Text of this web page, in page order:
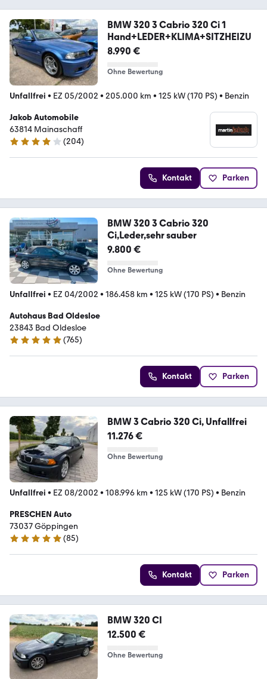
BMW 320 3 Cabrio 320 Ci 1
Hand+LEDER+KLIMA+SITZHEIZU
8.990 €
Ohne Bewertung
Unfallfrei • EZ 05/2002 • 205.000 km • 125 kW (170 PS) • Benzin
Jakob Automobile
63814 Mainaschaff
4.1 Sterne
(204)
Kontakt Parken
BMW 320 3 Cabrio 320
Ci,Leder,sehr sauber
9.800 €
Ohne Bewertung
Unfallfrei • EZ 04/2002 • 186.458 km • 125 kW (170 PS) • Benzin
Autohaus Bad Oldesloe
23843 Bad Oldesloe
4.8 Sterne
(765)
Kontakt Parken
BMW 3 Cabrio 320 Ci, Unfallfrei
11.276 €
Ohne Bewertung
Unfallfrei • EZ 08/2002 • 108.996 km • 125 kW (170 PS) • Benzin
PRESCHEN Auto
73037 Göppingen
4.9 Sterne
(85)
Kontakt Parken
BMW 320 CI
12.500 €
Ohne Bewertung